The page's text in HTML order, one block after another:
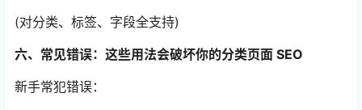
(对分类、标签、字段全支持)
六、常见错误：这些用法会破坏你的分类页面 SEO
新手常犯错误：